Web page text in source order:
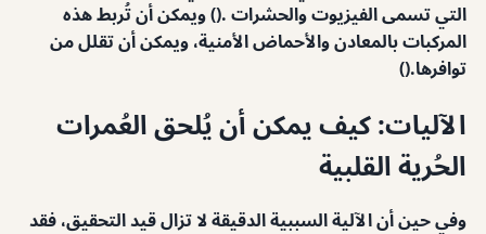
التي تسمى الفيزيوت والحشرات .() ويمكن أن تُربط هذه
المركبات بالمعادن والأحماض الأمنية، ويمكن أن تقلل من
توافرها.()
الآليات: كيف يمكن أن يُلحق العُمرات
الحُرية القلبية
وفي حين أن الآلية السببية الدقيقة لا تزال قيد التحقيق، فقد